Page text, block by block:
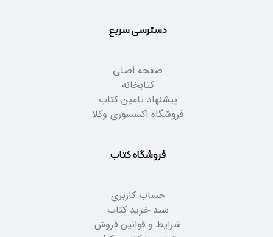
دسترسی سریع
صفحه اصلی
کتابخانه
پیشنهاد تامین کتاب
فروشگاه اکسسوری وکلا
فروشگاه کتاب
حساب کاربری
سبد خرید کتاب
شرایط و قوانین فروش